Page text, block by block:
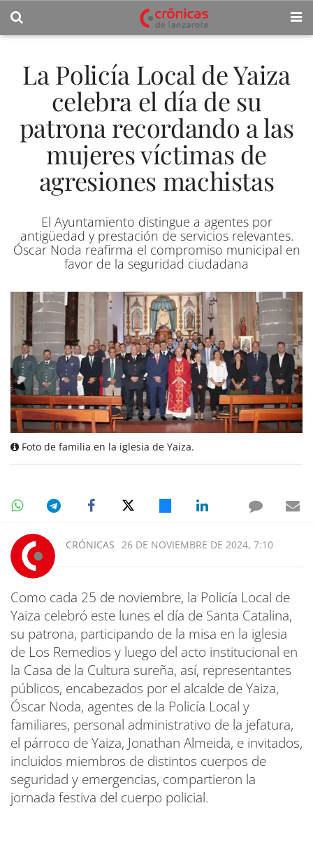
La Policía Local de Yaiza
celebra el día de su
patrona recordando a las
mujeres víctimas de
agresiones machistas
El Ayuntamiento distingue a agentes por
antigüedad y prestación de servicios relevantes.
Óscar Noda reafirma el compromiso municipal en
favor de la seguridad ciudadana
Foto de familia en la iglesia de Yaiza.
CRÓNICAS 26 DE NOVIEMBRE DE 2024, 7:10
Como cada 25 de noviembre, la Policía Local de
Yaiza celebró este lunes el día de Santa Catalina,
su patrona, participando de la misa en la iglesia
de Los Remedios y luego del acto institucional en
la Casa de la Cultura sureña, así, representantes
públicos, encabezados por el alcalde de Yaiza,
Óscar Noda, agentes de la Policía Local y
familiares, personal administrativo de la jefatura,
el párroco de Yaiza, Jonathan Almeida, e invitados,
incluidos miembros de distintos cuerpos de
seguridad y emergencias, compartieron la
jornada festiva del cuerpo policial.